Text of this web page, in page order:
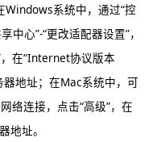
系统中，通过“控
中心”-“更改适配器设置”，
在“Internet协议版本
器地址；在Mac系统中，可
络连接，点击“高级”，在
地址。